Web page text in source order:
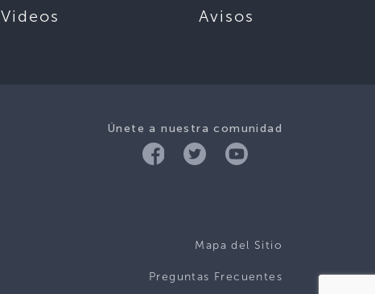
Videos Avisos
Únete a nuestra comunidad
Mapa del Sitio
Preguntas Frecuentes